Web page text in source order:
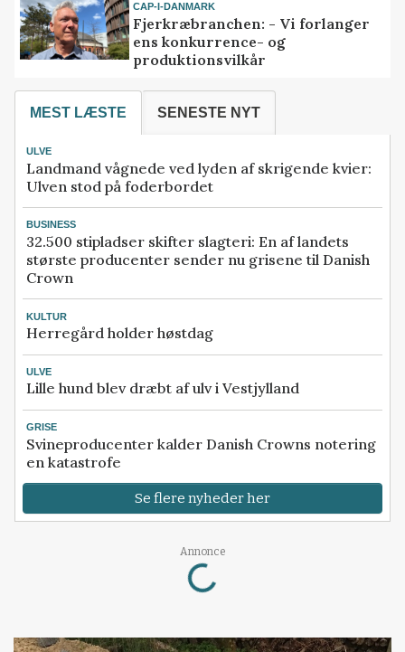
CAP-I-DANMARK
Fjerkræbranchen: - Vi forlanger
ens konkurrence- og
produktionsvilkår
MEST LÆSTE SENESTE NYT
ULVE
Landmand vågnede ved lyden af skrigende kvier:
Ulven stod på foderbordet
BUSINESS
32.500 stipladser skifter slagteri: En af landets
største producenter sender nu grisene til Danish
Crown
KULTUR
Herregård holder høstdag
ULVE
Lille hund blev dræbt af ulv i Vestjylland
GRISE
Svineproducenter kalder Danish Crowns notering
en katastrofe
Se flere nyheder her
Annonce
Loading...